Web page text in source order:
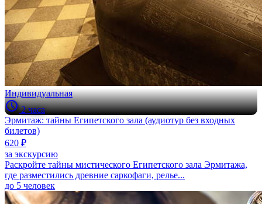
Индивидуальная
2 часа
Эрмитаж: тайны Египетского зала (аудиотур без входных
билетов)
620 ₽
за экскурсию
Раскройте тайны мистического Египетского зала Эрмитажа,
где разместились древние саркофаги, релье...
до 5 человек